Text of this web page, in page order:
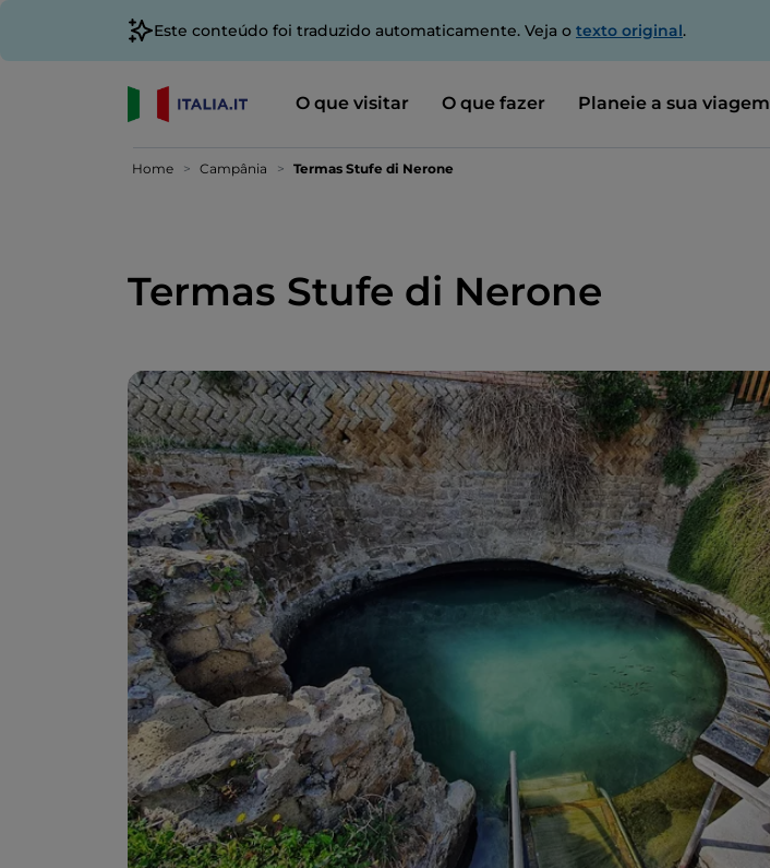
Este conteúdo foi traduzido automaticamente. Veja o texto original.
O que visitar O que fazer Planeie a sua viagem
Home Campânia Termas Stufe di Nerone
Termas Stufe di Nerone